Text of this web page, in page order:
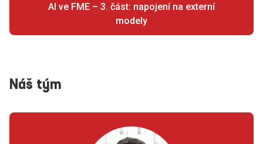
AI ve FME – 3. část: napojení na externí
modely
Náš tým